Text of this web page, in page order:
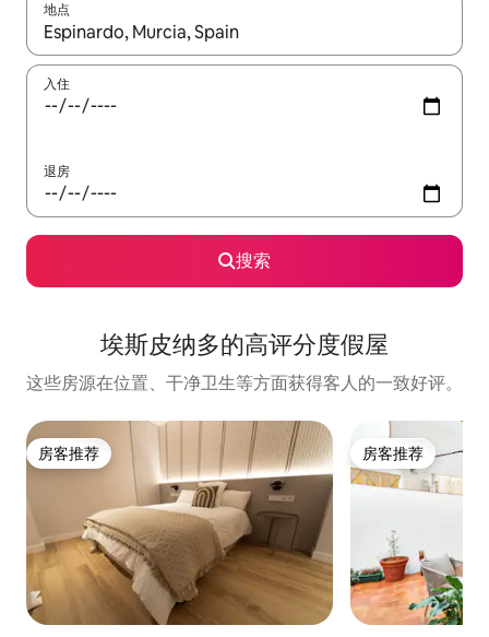
地点
如有搜索结果，请使用上下方向键查看，或通过点击或滑动手势
入住
退房
搜索
埃斯皮纳多的高评分度假屋
这些房源在位置、干净卫生等方面获得客人的一致好评。
房客推荐
房客推荐 房客推荐
房客推荐